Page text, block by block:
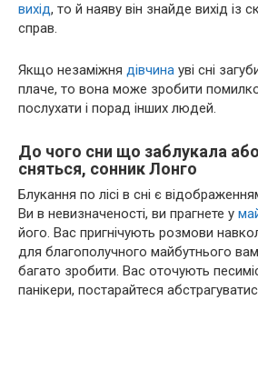
вихід, то й наяву він знайде вихід із
справ.
Якщо незаміжня дівчина уві сні
плаче, то вона може зробити
послухати і порад інших людей.
До чого сни що заблукала
сняться, сонник Лонго
Блукання по лісі в сні є
Ви в невизначеності, ви прагнете у
його. Вас пригнічують розмови
для благополучного майбутнього
багато зробити. Вас оточують
панікери, постарайтеся